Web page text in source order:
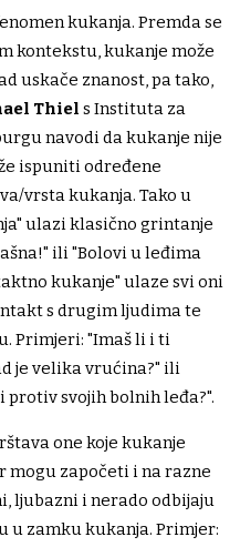
kukanja. Premda se
kontekstu, kukanje može
uskače znanost, pa tako,
Thiel s Instituta za
navodi da kukanje nije
ispuniti određene
vrsta kukanja. Tako u
ulazi klasično grintanje
ili "Bolovi u leđima
kukanje" ulaze svi oni
s drugim ljudima te
Primjeri: "Imaš li i ti
je velika vrućina?" ili
svojih bolnih leđa?".
one koje kukanje
mogu započeti i na razne
ljubazni i nerado odbijaju
u zamku kukanja. Primjer: